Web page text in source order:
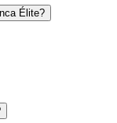
Élite?